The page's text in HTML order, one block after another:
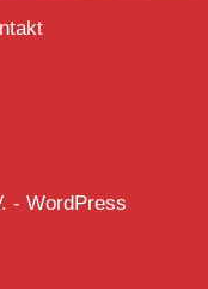
- WordPress